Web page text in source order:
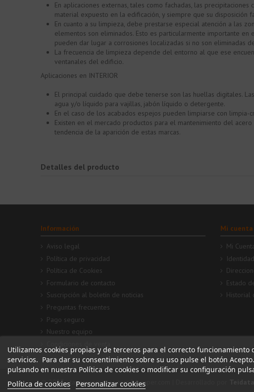
En aplicaciones externas, tales como fachadas, las
material expuesto en la edificación, y siempre que su disposición
En cuanto a su limpieza, debe prestarse especial atención a las
elementos son eliminados. Esto es particularmente importante
pueden dar lugar a corrosiones localizadas si no son eliminadas
La frecuencia de limpieza depende del entorno al que ese
ventanales del edificio.
Aplicaciones en INTERIOR
El principal cuidado que debe tenerse son las huellas digitales.
agua y/o líquido para vajillas, jabón líquido o detergente.
En el caso de los acabados espejos pueden limpiarse con
Existen en el mercado productos para el mantenimiento del
tendencia de la aparición de estas marcas.
Detalles del producto
Utilizamos cookies propias y de terceros para el correcto
servicios. Para dar su consentimiento sobre su uso pulse el botón
pulsando en nuestra Política de cookies o modificar su configuración
Política de cookies Personalizar cookies
Información
Aviso legal
Política de privacidad
Política de Cookies
Formulario de contacto
Suscripción al boletín de noticias
Preguntas frecuentes
Pago seguro
Nuestro equipo
Mi cuenta
Mi
Identidad
Estado
Historial
© 2023 - tapasyregistros.com | cymper.com | Desarrollado por